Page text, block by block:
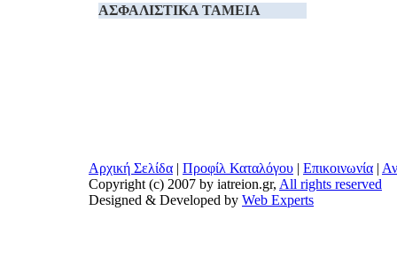
ΑΣΦΑΛΙΣΤΙΚΑ TAMEIA
Αρχική Σελίδα | Προφίλ Καταλόγου | Επικοινωνία |
Copyright (c) 2007 by iatreion.gr, All rights reserved
Designed & Developed by Web Experts